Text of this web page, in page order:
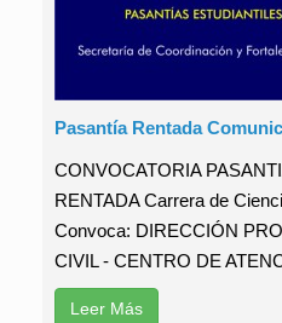
Pasantía Rentada
CONVOCATORIA
RENTADA Carrera de
Convoca: DIRECCIÓN
CIVIL - CENTRO DE
Leer Más